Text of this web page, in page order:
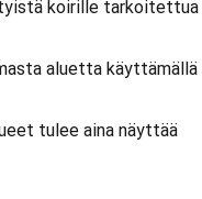
koirille tarkoitettua
aluetta käyttämällä
tulee aina näyttää